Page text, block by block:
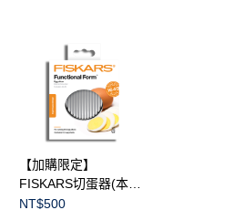
【加購限定】
FISKARS切蛋器(本商
品不提供破損保證)
NT$500